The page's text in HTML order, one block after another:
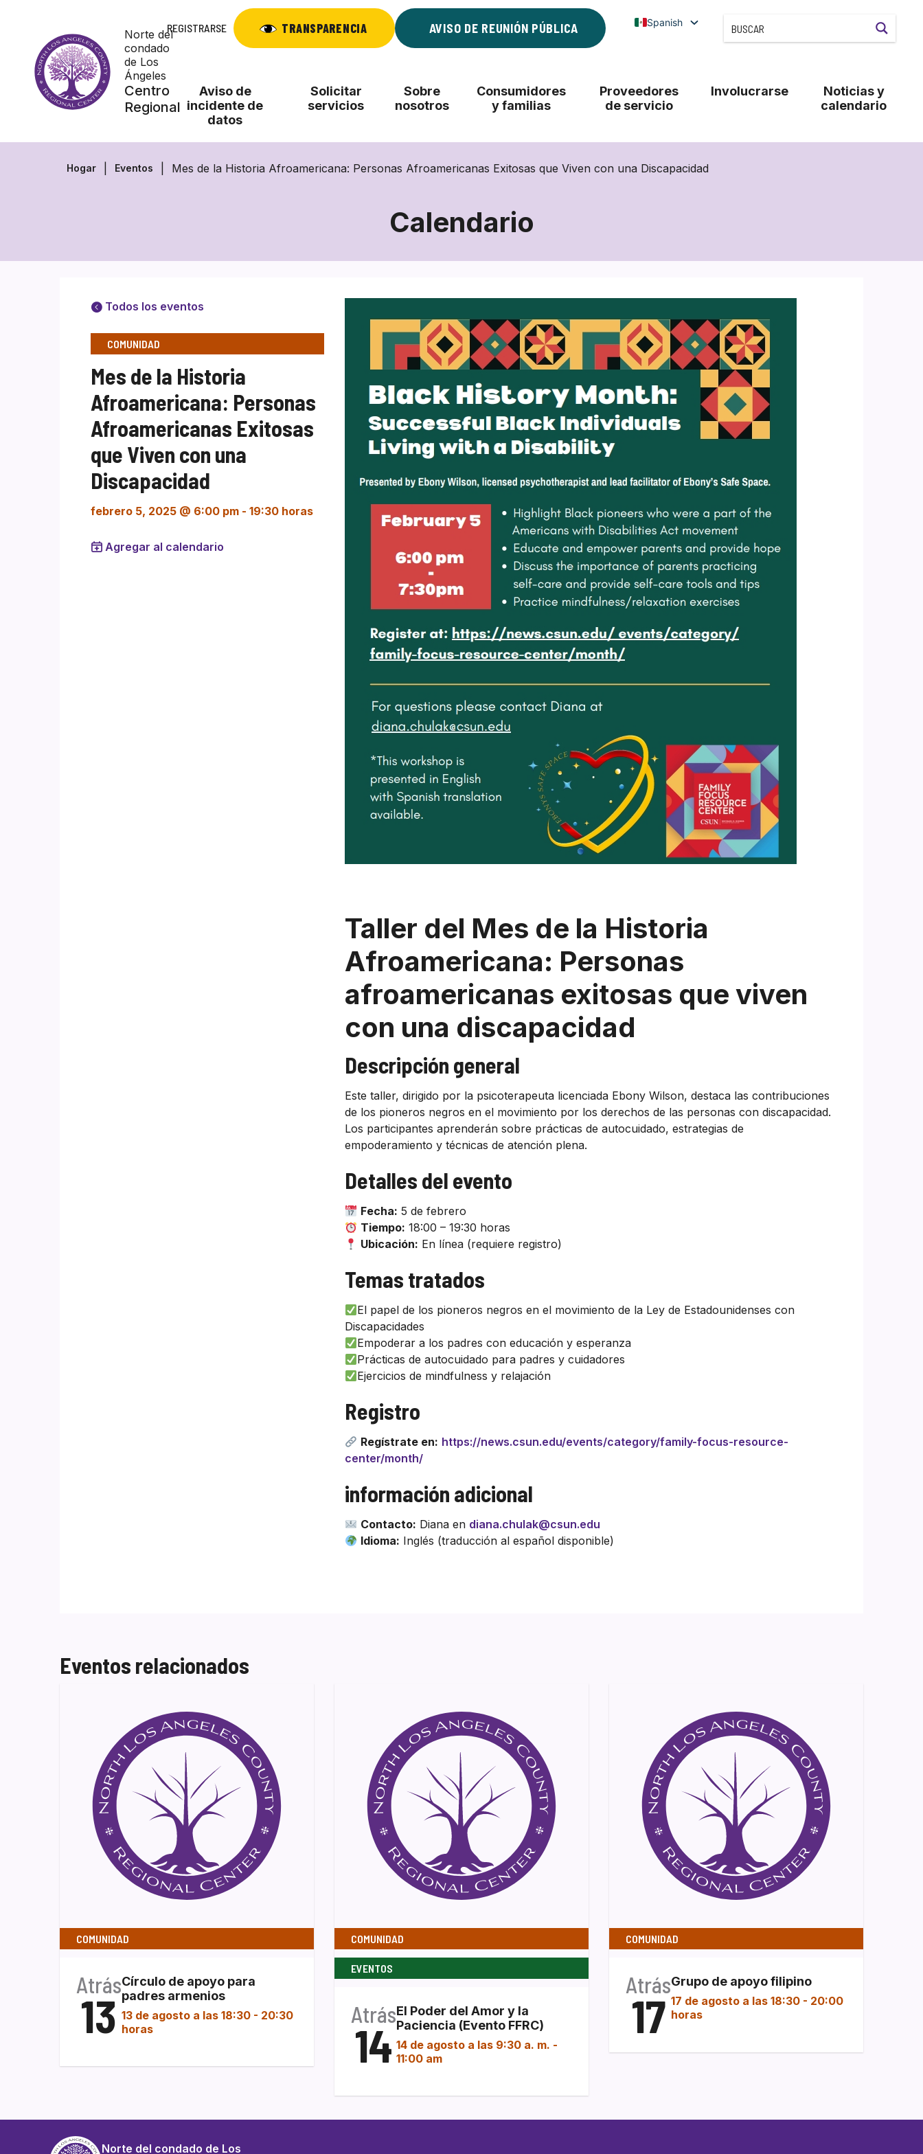
contenido
Norte del
condado
de Los
Ángeles
Centro
Regional
REGISTRARSE TRANSPARENCIA AVISO DE REUNIÓN PÚBLICA Spanish
Aviso de
incidente de
datos
Solicitar
servicios
Sobre
nosotros
Consumidores
y familias
Proveedores
de servicio
Involucrarse
Noticias y
calendario
Hogar Eventos Mes de la Historia Afroamericana: Personas Afroamericanas Exitosas que Viven con una Discapacidad
Calendario
Todos los eventos
COMUNIDAD
Mes de la Historia
Afroamericana: Personas
Afroamericanas Exitosas
que Viven con una
Discapacidad
febrero 5, 2025 @ 6:00 pm - 19:30 horas
Agregar al calendario
Taller del Mes de la Historia
Afroamericana: Personas
afroamericanas exitosas que viven
con una discapacidad
Descripción general
Este taller, dirigido por la psicoterapeuta licenciada Ebony Wilson, destaca las contribuciones
de los pioneros negros en el movimiento por los derechos de las personas con discapacidad.
Los participantes aprenderán sobre prácticas de autocuidado, estrategias de
empoderamiento y técnicas de atención plena.
Detalles del evento
Fecha: 5 de febrero
Tiempo: 18:00 – 19:30 horas
Ubicación: En línea (requiere registro)
Temas tratados
El papel de los pioneros negros en el movimiento de la Ley de Estadounidenses con
Discapacidades
Empoderar a los padres con educación y esperanza
Prácticas de autocuidado para padres y cuidadores
Ejercicios de mindfulness y relajación
Registro
Regístrate en: https://news.csun.edu/events/category/family-focus-resource-
center/month/
información adicional
Contacto: Diana en diana.chulak@csun.edu
Idioma: Inglés (traducción al español disponible)
Eventos relacionados
COMUNIDAD
Atrás
13
Círculo de apoyo para
padres armenios
13 de agosto a las 18:30 - 20:30
horas
COMUNIDAD
EVENTOS
Atrás
14
El Poder del Amor y la
Paciencia (Evento FFRC)
14 de agosto a las 9:30 a. m. -
11:00 am
COMUNIDAD
Atrás
17
Grupo de apoyo filipino
17 de agosto a las 18:30 - 20:00
horas
Norte del condado de Los